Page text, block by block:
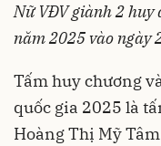
Nữ VĐV giành 2 huy
năm 2025 vào ngày
Tấm huy chương
quốc gia 2025 là
Hoàng Thị Mỹ